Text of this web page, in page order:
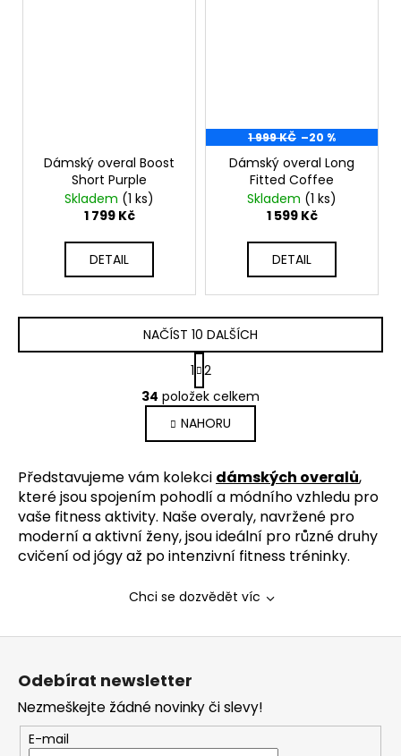
Dámský overal Boost
Short Purple
Skladem (1 ks)
1 799 Kč
DETAIL
1 999 KČ –20 %
Dámský overal Long
Fitted Coffee
Skladem (1 ks)
1 599 Kč
DETAIL
O
v
l
á
d
a
c
í
p
r
v
k
v
i
s
u
NAČÍST 10 DALŠÍCH
S
t
r
á
n
k
v
á
n
í
1 2
34 položek celkem
NAHORU
Představujeme vám kolekci dámských overalů,
které jsou spojením pohodlí a módního vzhledu pro
vaše fitness aktivity. Naše overaly, navržené pro
moderní a aktivní ženy, jsou ideální pro různé druhy
cvičení od jógy až po intenzivní fitness tréninky.
Chci se dozvědět víc
Odebírat newsletter
Nezmeškejte žádné novinky či slevy!
E-mail